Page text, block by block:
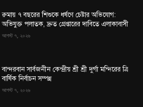
রুমায় ৭ বছরের শিশুকে ধর্ষণে চেষ্টার অভিযোগ:
অভিযুক্ত পলাতক, দ্রুত গ্রেপ্তারের দাবিতে এলাকাবাসী
আগস্ট ৭, ২০২৬
বান্দরবান সার্বজনীন কেন্দ্রীয় শ্রী শ্রী দুর্গা মন্দিরের ত্রি
বার্ষিক নির্বাচন সম্পন্ন
আগস্ট ৭, ২০২৬